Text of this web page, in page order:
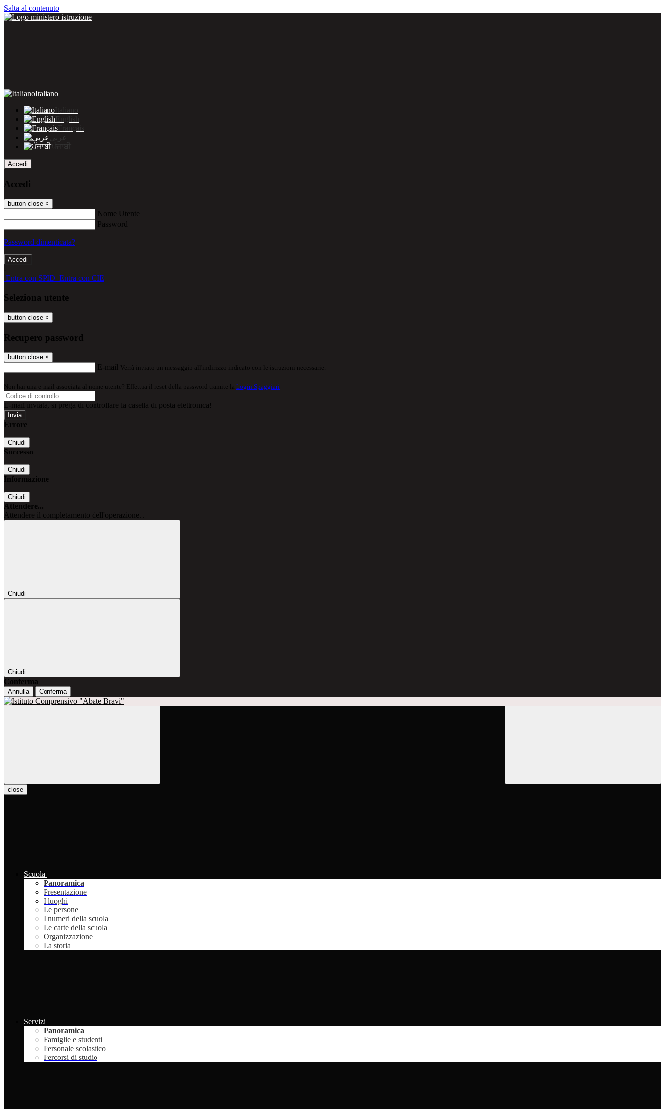
Salta al contenuto
Italiano
Italiano
English
Français
عربى
ਪੰਜਾਬੀ
Accedi
Accedi
button close ×
Nome Utente
Password
Password dimenticata?
-
Entra con SPID Entra con CIE
Seleziona utente
button close ×
Recupero password
button close ×
E-mail Verrà inviato un messaggio all'indirizzo indicato con le istruzioni necessarie.
Non hai una e-mail associata al nome utente? Effettua il reset della password tramite la Login Spaggiari
E-mail inviata, si prega di controllare la casella di posta elettronica!
Errore
Chiudi
Successo
Chiudi
Informazione
Chiudi
Attendere...
Attendere il completamento dell'operazione...
Chiudi
Chiudi
Conferma
Annulla Conferma
close
Scuola
Panoramica
Presentazione
I luoghi
Le persone
I numeri della scuola
Le carte della scuola
Organizzazione
La storia
Servizi
Panoramica
Famiglie e studenti
Personale scolastico
Percorsi di studio